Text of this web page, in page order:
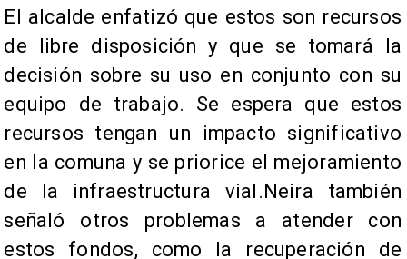
El alcalde enfatizó que estos son recursos
de libre disposición y que se tomará la
decisión sobre su uso en conjunto con su
equipo de trabajo. Se espera que estos
recursos tengan un impacto significativo
en la comuna y se priorice el mejoramiento
de la infraestructura vial.Neira también
señaló otros problemas a atender con
estos fondos, como la recuperación de